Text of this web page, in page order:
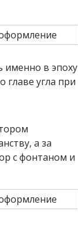
именно в эпоху
главе угла при
а за
с фонтаном и